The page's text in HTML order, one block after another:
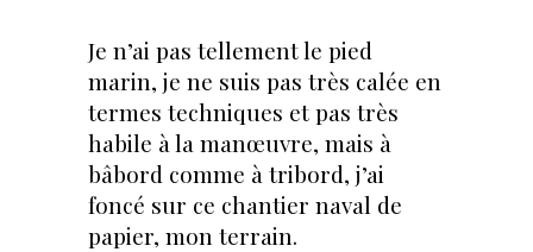
Je n’ai pas tellement le pied
marin, je ne suis pas très calée en
termes techniques et pas très
habile à la manœuvre, mais à
bâbord comme à tribord, j’ai
foncé sur ce chantier naval de
papier, mon terrain.